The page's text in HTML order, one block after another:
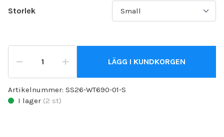
Storlek
LÄGG I KUNDKORGEN
Artikelnummer: SS26-WT690-01-S
I lager (2 st)